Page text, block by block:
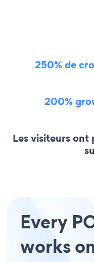
250% de
200%
Les visiteurs ont
Every
works